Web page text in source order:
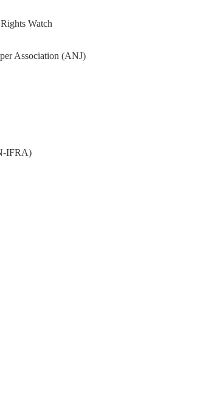
Watch
Association (ANJ)
IFRA)